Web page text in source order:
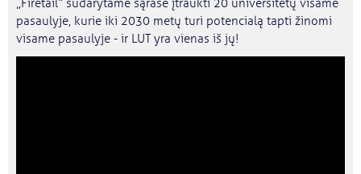
„Firetail“ sudarytame sąraše įtraukti 20 universitetų visame
pasaulyje, kurie iki 2030 metų turi potencialą tapti žinomi
visame pasaulyje - ir LUT yra vienas iš jų!